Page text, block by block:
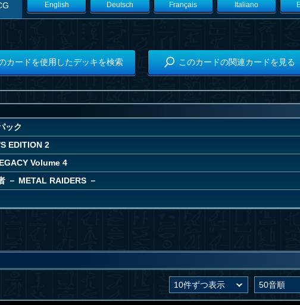
English Deutsch Français Italiano
カードを使用したデッキを検索 このカードの関連カードを見る
ック
EDITION 2
Volume 4
－ METAL RAIDERS －